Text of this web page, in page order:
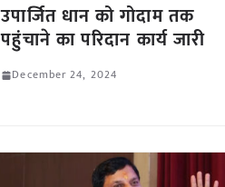
उपार्जित धान को गोदाम तक
पहुंचाने का परिदान कार्य जारी
December 24, 2024